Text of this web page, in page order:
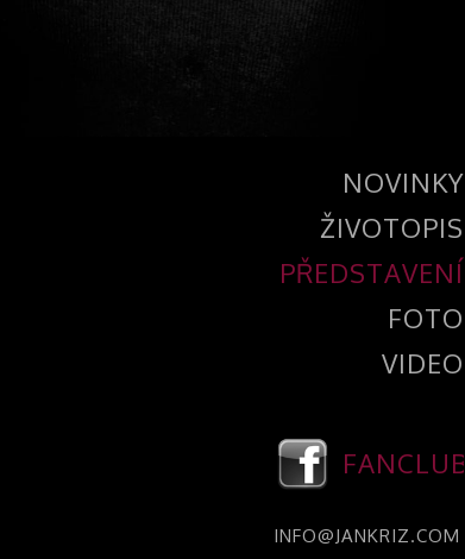
NOVINKY
ŽIVOTOPIS
PŘEDSTAVENÍ
FOTO
VIDEO
FANCLUB
INFO@JANKRIZ.COM